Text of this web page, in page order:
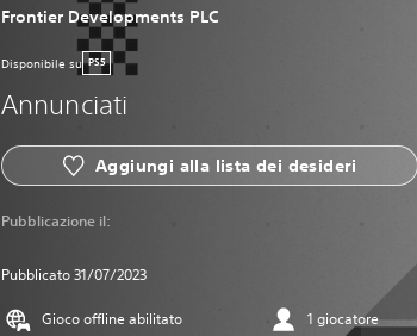
Frontier Developments PLC
Disponibile su PS5
Annunciati
Aggiungi alla lista dei desideri
Pubblicazione il:
Pubblicato 31/07/2023
Gioco offline abilitato 1 giocatore